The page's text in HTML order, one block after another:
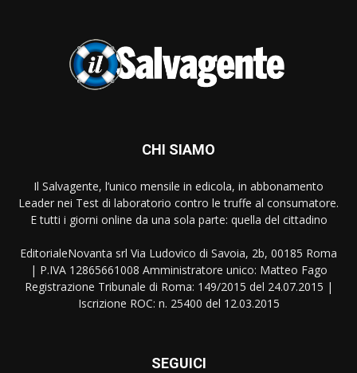
CHI SIAMO
Il Salvagente, l’unico mensile in edicola, in abbonamento
Leader nei Test di laboratorio contro le truffe al consumatore.
E tutti i giorni online da una sola parte: quella del cittadino
EditorialeNovanta srl Via Ludovico di Savoia, 2b, 00185 Roma
| P.IVA 12865661008 Amministratore unico: Matteo Fago
Registrazione Tribunale di Roma: 149/2015 del 24.07.2015 |
Iscrizione ROC: n. 25400 del 12.03.2015
SEGUICI